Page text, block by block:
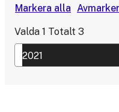
Valda 1 Totalt 3